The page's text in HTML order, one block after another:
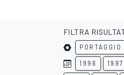
FILTRA
PORTAGGIO
1996 1997